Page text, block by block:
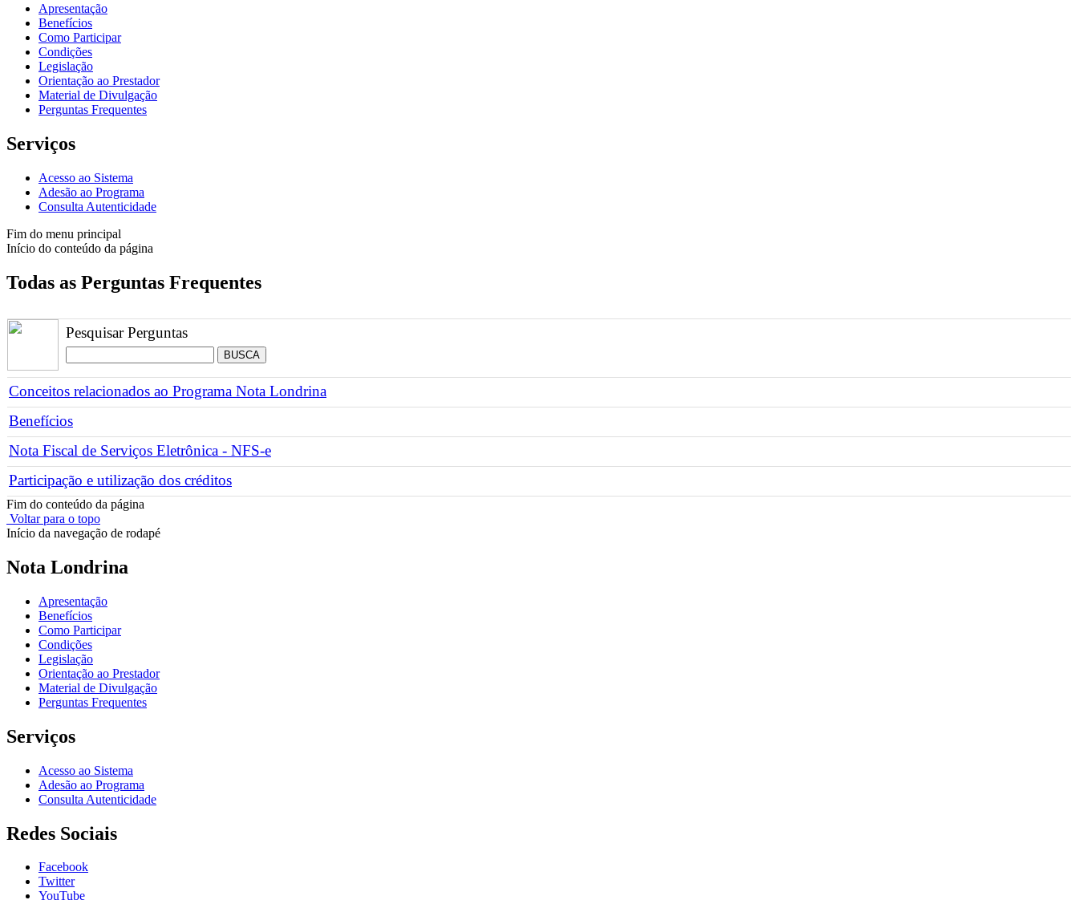
Apresentação
Benefícios
Como Participar
Condições
Legislação
Orientação ao Prestador
Material de Divulgação
Perguntas Frequentes
Serviços
Acesso ao Sistema
Adesão ao Programa
Consulta Autenticidade
Fim do menu principal
Início do conteúdo da página
Todas as Perguntas Frequentes
Pesquisar Perguntas
Conceitos relacionados ao Programa Nota Londrina
Benefícios
Nota Fiscal de Serviços Eletrônica - NFS-e
Participação e utilização dos créditos
Fim do conteúdo da página
Voltar para o topo
Início da navegação de rodapé
Nota Londrina
Apresentação
Benefícios
Como Participar
Condições
Legislação
Orientação ao Prestador
Material de Divulgação
Perguntas Frequentes
Serviços
Acesso ao Sistema
Adesão ao Programa
Consulta Autenticidade
Redes Sociais
Facebook
Twitter
YouTube